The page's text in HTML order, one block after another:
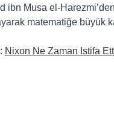
ibn Musa el-
matematiğe büyük
Nixon Ne Zaman Istifa